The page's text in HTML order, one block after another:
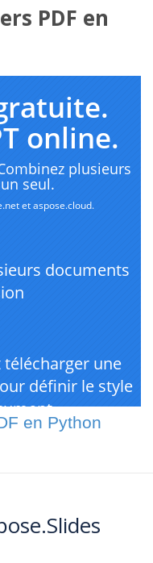
PDF en
en Python